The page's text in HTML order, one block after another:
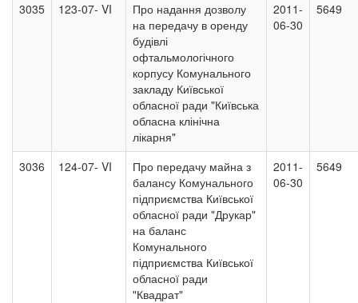
3035 123-07- VI
Про надання дозволу
на передачу в оренду
будівлі
офтальмологічного
корпусу Комунального
закладу Київської
обласної ради "Київська
обласна клінічна
лікарня"
2011-
06-30
5649
3036 124-07- VI
Про передачу майна з
балансу Комунального
підприємства Київської
обласної ради "Друкар"
на баланс
Комунального
підприємства Київської
обласної ради
"Квадрат"
2011-
06-30
5649